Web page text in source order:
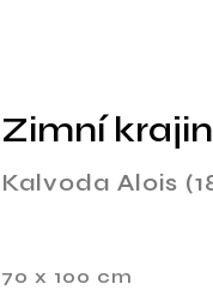
Zimní
Kalvoda Alois
70 x 100 cm